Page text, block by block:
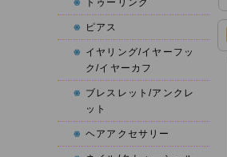
トゥーリング
ピアス
イヤリング/イヤーフッ
ク/イヤーカフ
ブレスレット/アンクレ
ット
ヘアアクセサリー